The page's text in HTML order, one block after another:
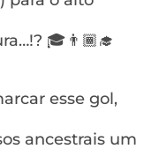
🎓👨🏾‍🎓
esse gol,
ancestrais um